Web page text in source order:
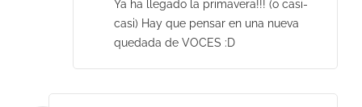
Ya ha llegado la primavera!!! (o casi-
casi) Hay que pensar en una nueva
quedada de VOCES :D